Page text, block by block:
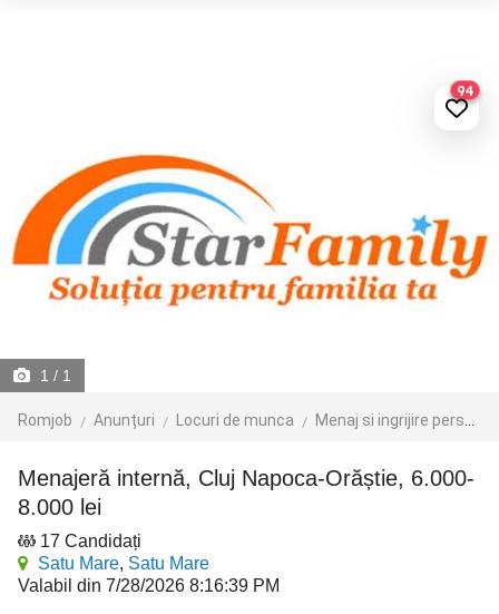
1 / 1
Romjob Anunțuri Locuri de munca Menaj si ingrijire persoane
94
Menajeră internă, Cluj Napoca-Orăștie, 6.000-
8.000 lei
17 Candidați
Satu Mare, Satu Mare
Valabil din 7/28/2026 8:16:39 PM